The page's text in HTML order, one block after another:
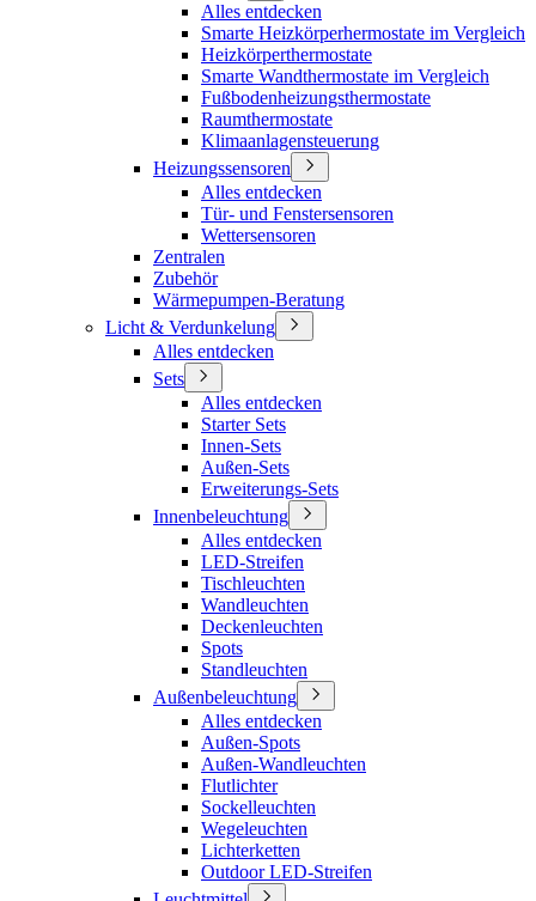
Alles entdecken
Smarte Heizkörperhermostate im Vergleich
Heizkörperthermostate
Smarte Wandthermostate im Vergleich
Fußbodenheizungsthermostate
Raumthermostate
Klimaanlagensteuerung
Heizungssensoren
Alles entdecken
Tür- und Fenstersensoren
Wettersensoren
Zentralen
Zubehör
Wärmepumpen-Beratung
Licht & Verdunkelung
Alles entdecken
Sets
Alles entdecken
Starter Sets
Innen-Sets
Außen-Sets
Erweiterungs-Sets
Innenbeleuchtung
Alles entdecken
LED-Streifen
Tischleuchten
Wandleuchten
Deckenleuchten
Spots
Standleuchten
Außenbeleuchtung
Alles entdecken
Außen-Spots
Außen-Wandleuchten
Flutlichter
Sockelleuchten
Wegeleuchten
Lichterketten
Outdoor LED-Streifen